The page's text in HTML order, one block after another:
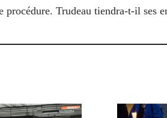
Trudeau tiendra-t-il ses